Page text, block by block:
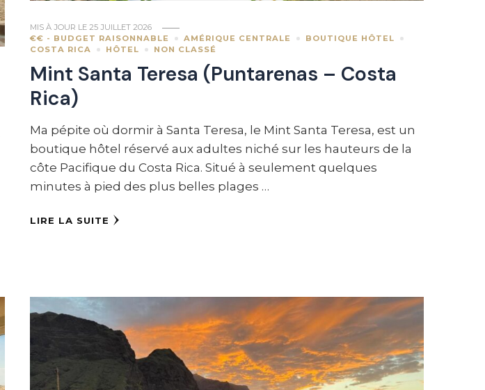
MIS À JOUR LE25 JUILLET 2026
€€ - BUDGET RAISONNABLE
AMÉRIQUE CENTRALE
BOUTIQUE HÔTEL
COSTA RICA
HÔTEL NON CLASSÉ
Mint Santa Teresa (Puntarenas – Costa
Rica)
Ma pépite où dormir à Santa Teresa, le Mint Santa Teresa, est un
boutique hôtel réservé aux adultes niché sur les hauteurs de la
côte Pacifique du Costa Rica. Situé à seulement quelques
minutes à pied des plus belles plages …
LIRE LA SUITE